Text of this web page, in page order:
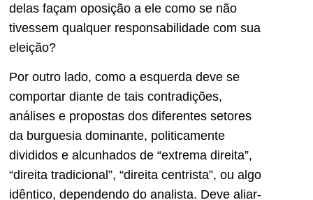
delas façam oposição a ele como se não
tivessem qualquer responsabilidade com sua
eleição?
Por outro lado, como a esquerda deve se
comportar diante de tais contradições,
análises e propostas dos diferentes setores
da burguesia dominante, politicamente
divididos e alcunhados de “extrema direita”,
“direita tradicional”, “direita centrista”, ou algo
idêntico, dependendo do analista. Deve aliar-